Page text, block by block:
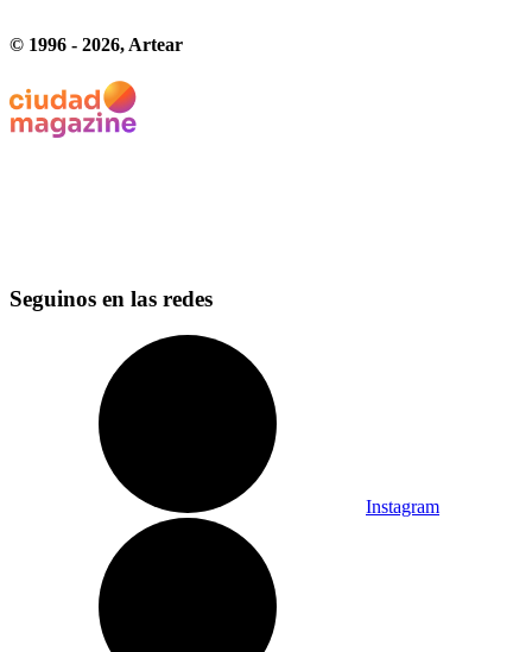
© 1996 - 2026, Artear
Seguinos en las redes
Instagram